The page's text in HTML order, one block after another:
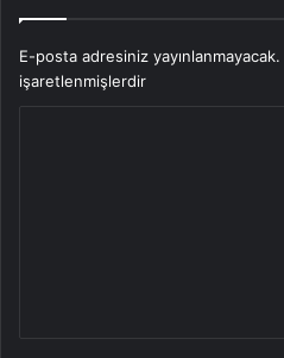
E-posta adresiniz yayınlanmayacak.
işaretlenmişlerdir